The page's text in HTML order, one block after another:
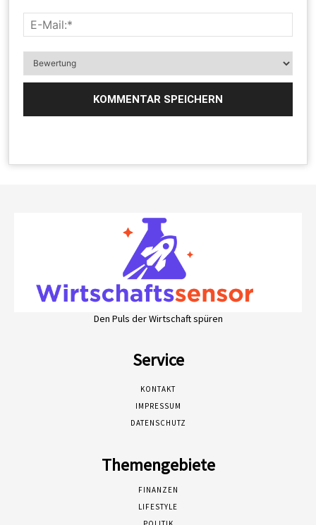
Den Puls der Wirtschaft spüren
Service
KONTAKT
IMPRESSUM
DATENSCHUTZ
Themengebiete
FINANZEN
LIFESTYLE